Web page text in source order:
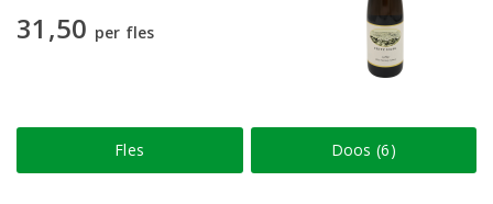
31,50 per fles
Fles Doos (6)